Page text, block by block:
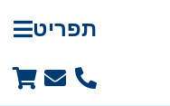
תפריט